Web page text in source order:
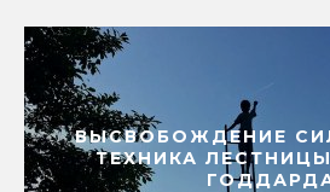
ВЫСВОБОЖДЕНИЕ
ТЕХНИКА